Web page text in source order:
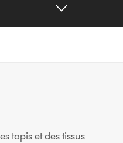
tapis et des tissus